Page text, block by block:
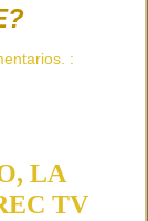
:
LA
TV